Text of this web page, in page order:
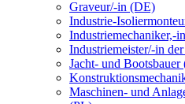
Graveur/-in (DE)
Industrie-
Industriemechaniker,-
Industriemeister/-in
Jacht- und Bootsbauer
Maschinen- und